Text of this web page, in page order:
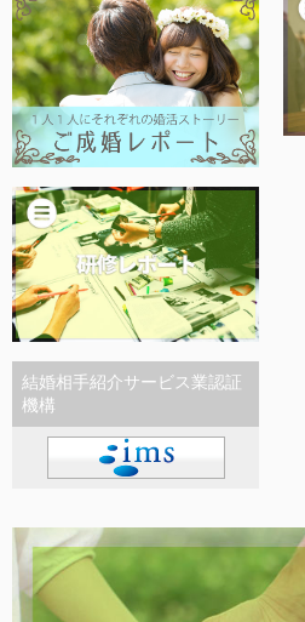
結婚相手紹介サービス業認証
機構